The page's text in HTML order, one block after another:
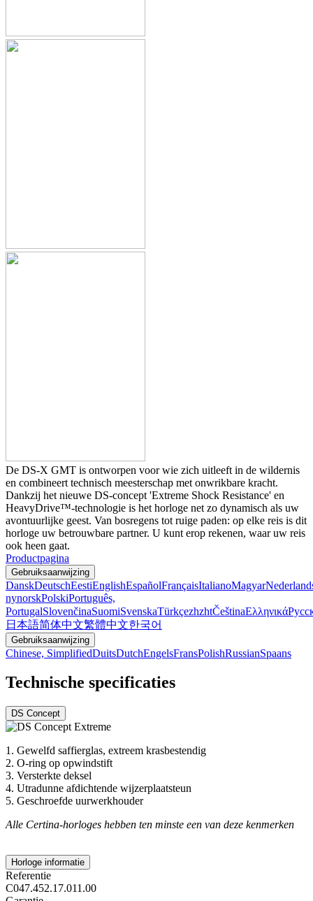
De DS-X GMT is ontworpen voor wie zich uitleeft in de wildernis
en combineert technisch meesterschap met onwrikbare kracht.
Dankzij het nieuwe DS-concept 'Extreme Shock Resistance' en
HeavyDrive™-technologie is het horloge net zo dynamisch als uw
avontuurlijke geest. Van bosregens tot ruige paden: op elke reis is dit
horloge uw betrouwbare partner. U kunt erop rekenen, waar uw reis
ook heen gaat.
Productpagina
Gebruiksaanwijzing
DanskDeutschEestiEnglishEspañolFrançaisItalianoMagyar
nynorskPolskiPortuguês,
PortugalSlovenčinaSuomiSvenskaTürkçezhzhtČeštinaΕλληνικά
日本語简体中文繁體中文한국어
Gebruiksaanwijzing
Chinese, SimplifiedDuitsDutchEngelsFransPolishRussianSpaans
Technische specificaties
DS Concept
1. Gewelfd saffierglas, extreem krasbestendig
2. O-ring op opwindstift
3. Versterkte deksel
4. Utradunne afdichtende wijzerplaatsteun
5. Geschroefde uurwerkhouder
Alle Certina-horloges hebben ten minste een van deze kenmerken
Horloge informatie
Referentie
C047.452.17.011.00